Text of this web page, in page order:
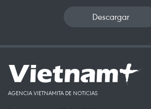
Descargar
AGENCIA VIETNAMITA DE NOTICIAS